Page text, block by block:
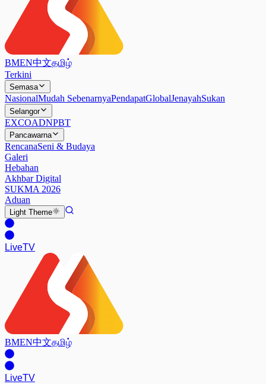
BMEN中文தமிழ்
Terkini
Semasa
NasionalMudah SebenarnyaPendapatGlobalJenayahSukan
Selangor
EXCOADNPBT
Pancawarna
RencanaSeni & Budaya
Galeri
Hebahan
Akhbar Digital
SUKMA 2026
Aduan
Light Theme
LiveTV
BMEN中文தமிழ்
LiveTV